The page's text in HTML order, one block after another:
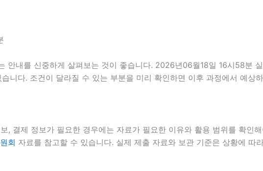
안내를 신중하게 살펴보는 것이 좋습니다. 2026년06월18일 16시58분
니다. 조건이 달라질 수 있는 부분을 미리 확인하면 이후 과정에서 예상
, 결제 정보가 필요한 경우에는 자료가 필요한 이유와 활용 범위를 확인
회 자료를 참고할 수 있습니다. 실제 제출 자료와 보관 기준은 상황에 따